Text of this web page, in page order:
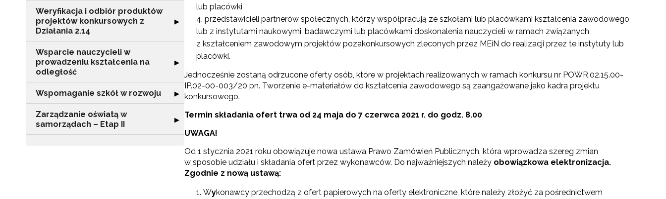
Weryfikacja i odbiór produktów
projektów konkursowych z
Działania 2.14
Rozwiń sekcję "Weryfikacja i odbiór produktów projektów konkursowych z Działania 2.14"
▶
Wsparcie nauczycieli w
prowadzeniu kształcenia na
odległość
Rozwiń sekcję "Wsparcie nauczycieli w prowadzeniu kształcenia na odległość"
▶
Wspomaganie szkół w rozwoju Rozwiń sekcję "Wspomaganie szkół w rozwoju"
▶
Zarządzanie oświatą w
samorządach – Etap II
Rozwiń sekcję "Zarządzanie oświatą w samorządach – Etap II"
▶
lub placówki
przedstawicieli partnerów społecznych, którzy współpracują ze szkołami lub placówkami kształcenia zawodowego
lub z instytutami naukowymi, badawczymi lub placówkami doskonalenia nauczycieli w ramach związanych
z kształceniem zawodowym projektów pozakonkursowych zleconych przez MEiN do realizacji przez te instytuty lub
placówki.
Jednocześnie zostaną odrzucone oferty osób, które w projektach realizowanych w ramach konkursu nr POWR.02.15.00-
IP.02-00-003/20 pn. Tworzenie e-materiałów do kształcenia zawodowego są zaangażowane jako kadra projektu
konkursowego.
Termin składania ofert trwa od 24 maja do 7 czerwca 2021 r. do godz. 8.00
UWAGA!
Od 1 stycznia 2021 roku obowiązuje nowa ustawa Prawo Zamówień Publicznych, która wprowadza szereg zmian
w sposobie udziału i składania ofert przez wykonawców. Do najważniejszych należy obowiązkowa elektronizacja.
Zgodnie z nową ustawą:
Wykonawcy przechodzą z ofert papierowych na oferty elektroniczne, które należy złożyć za pośrednictwem
Newsletter ORE
o szkoleniach i programach.